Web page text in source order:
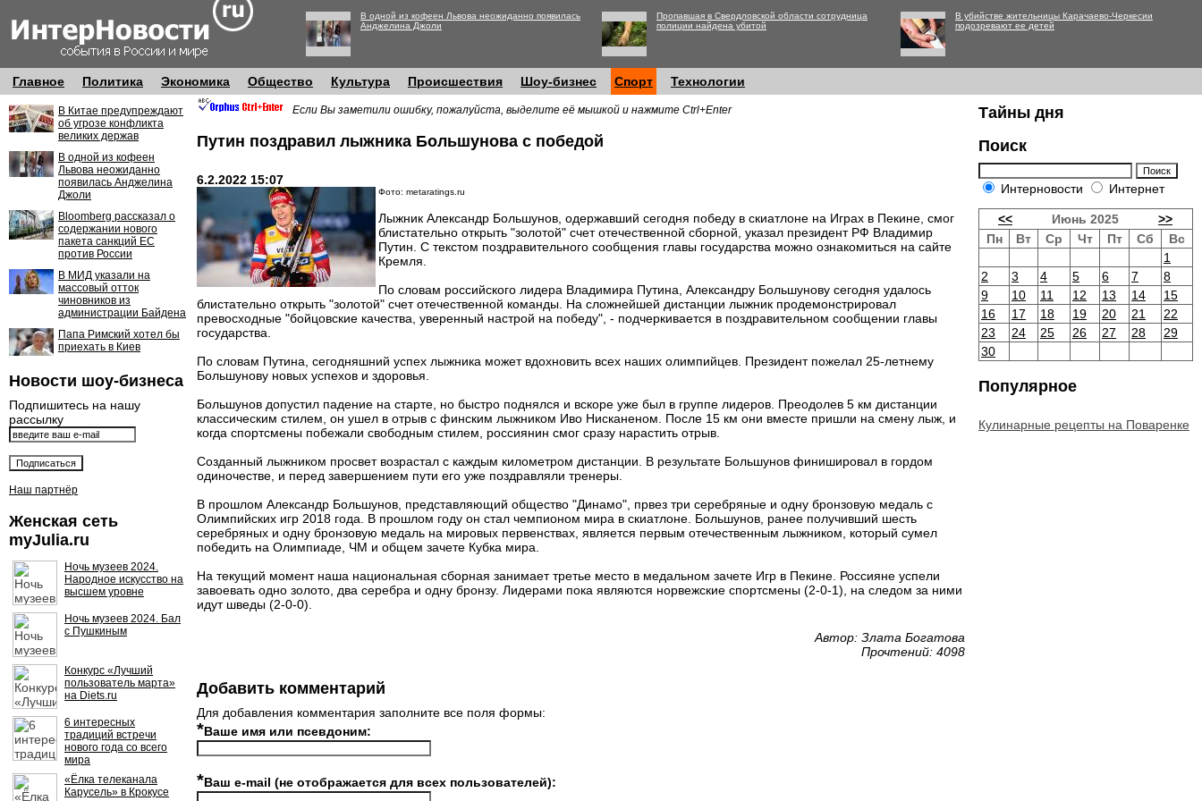
В одной из кофеен Львова неожиданно появилась
Анджелина Джоли
Пропавшая в Свердловской области сотрудница
полиции найдена убитой
В убийстве жительницы Карачаево-Черкесии
подозревают ее детей
Главное Политика Экономика Общество Культура Происшествия Шоу-бизнес Спорт Технологии
В Китае предупреждают
об угрозе конфликта
великих держав
В одной из кофеен
Львова неожиданно
появилась Анджелина
Джоли
Bloomberg рассказал о
содержании нового
пакета санкций ЕС
против России
В МИД указали на
массовый отток
чиновников из
администрации Байдена
Папа Римский хотел бы
приехать в Киев
Новости шоу-бизнеса
Подпишитесь на нашу
рассылку
Наш партнёр
Женская сеть
myJulia.ru
Ночь музеев 2024.
Народное искусство на
высшем уровне
Ночь музеев 2024. Бал
с Пушкиным
Конкурс «Лучший
пользователь марта»
на Diets.ru
6 интересных
традиций встречи
нового года со всего
мира
«Ёлка телеканала
Карусель» в Крокусе
Если Вы заметили ошибку, пожалуйста, выделите её мышкой и нажмите Ctrl+Enter
Путин поздравил лыжника Большунова с победой
6.2.2022 15:07
Фото: metaratings.ru
Лыжник Александр Большунов, одержавший сегодня победу в скиатлоне на Играх в Пекине, смог
блистательно открыть "золотой" счет отечественной сборной, указал президент РФ Владимир
Путин. С текстом поздравительного сообщения главы государства можно ознакомиться на сайте
Кремля.
По словам российского лидера Владимира Путина, Александру Большунову сегодня удалось
блистательно открыть "золотой" счет отечественной команды. На сложнейшей дистанции лыжник продемонстрировал
превосходные "бойцовские качества, уверенный настрой на победу", - подчеркивается в поздравительном сообщении главы
государства.
По словам Путина, сегодняшний успех лыжника может вдохновить всех наших олимпийцев. Президент пожелал 25-летнему
Большунову новых успехов и здоровья.
Большунов допустил падение на старте, но быстро поднялся и вскоре уже был в группе лидеров. Преодолев 5 км дистанции
классическим стилем, он ушел в отрыв с финским лыжником Иво Нисканеном. После 15 км они вместе пришли на смену лыж, и
когда спортсмены побежали свободным стилем, россиянин смог сразу нарастить отрыв.
Созданный лыжником просвет возрастал с каждым километром дистанции. В результате Большунов финишировал в гордом
одиночестве, и перед завершением пути его уже поздравляли тренеры.
В прошлом Александр Большунов, представляющий общество "Динамо", првез три серебряные и одну бронзовую медаль с
Олимпийских игр 2018 года. В прошлом году он стал чемпионом мира в скиатлоне. Большунов, ранее получивший шесть
серебряных и одну бронзовую медаль на мировых первенствах, является первым отечественным лыжником, который сумел
победить на Олимпиаде, ЧМ и общем зачете Кубка мира.
На текущий момент наша национальная сборная занимает третье место в медальном зачете Игр в Пекине. Россияне успели
завоевать одно золото, два серебра и одну бронзу. Лидерами пока являются норвежские спортсмены (2-0-1), на следом за ними
идут шведы (2-0-0).
Автор: Злата Богатова
Прочтений: 4098
Добавить комментарий
Для добавления комментария заполните все поля формы:
*Ваше имя или псевдоним:
*Ваш e-mail (не отображается для всех пользователей):
Тайны дня
Поиск
Интерновости Интернет
<< Июнь 2025
>>
Пн
Вт Ср Чт Пт Сб
Вс
1
2
3 4 5 6 7
8
9
10 11 12 13 14
15
16
17 18 19 20 21
22
23
24 25 26 27 28
29
30
Популярное
Кулинарные рецепты на Поваренке